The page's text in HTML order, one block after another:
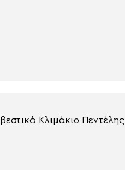
Κλιμάκιο Πεντέλης